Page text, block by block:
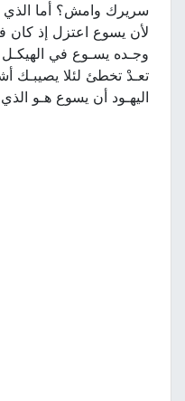
سريرك وامش؟ أما الذي
لأن يسوع اعتزل إذ كان
وجـده يسـوع في الهيكـل
تعـدْ تخطئ لئلا يصيبـك
اليهـود أن يسوع هـو الذي